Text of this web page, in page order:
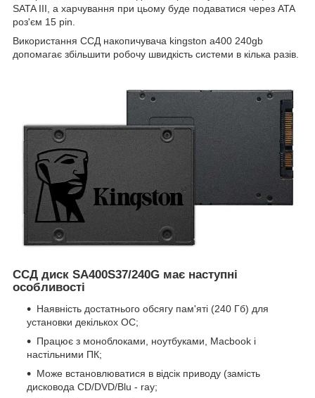
SATA III, а харчування при цьому буде подаватися через ATA
роз'єм 15 pin.
Використання ССД накопичувача kingston a400 240gb
допомагає збільшити робочу швидкість системи в кілька разів.
ССД диск SA400S37/240G має наступні
особливості
Наявність достатнього обсягу пам'яті (240 Гб) для
установки декількох ОС;
Працює з моноблоками, ноутбуками, Macbook і
настільними ПК;
Може встановлюватися в відсік приводу (замість
дисковода CD/DVD/Blu - ray;